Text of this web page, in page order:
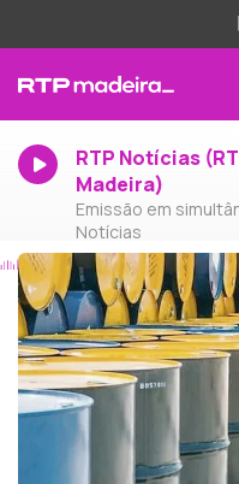
RTP Notícias
Madeira)
Emissão em
Notícias